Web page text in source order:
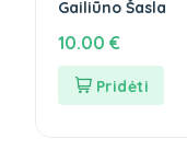
Gailiūno Šasla
10.00 €